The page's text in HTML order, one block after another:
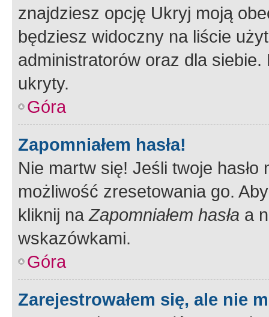
znajdziesz opcję Ukryj moją
będziesz widoczny na liście
administratorów oraz dla
ukryty.
Góra
Zapomniałem hasła!
Nie martw się! Jeśli twoje
możliwość zresetowania go.
kliknij naZapomniałem hasła a
wskazówkami.
Góra
Zarejestrowałem się, ale nie